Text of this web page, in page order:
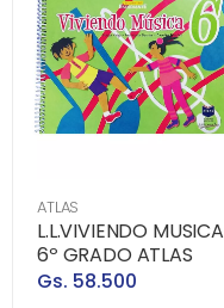
ATLAS
L.L.VIVIENDO MUSICA
6º GRADO ATLAS
Gs. 58.500